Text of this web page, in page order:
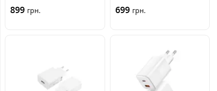
899 грн. 699 грн.